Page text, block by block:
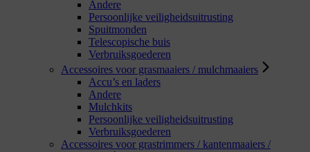
Andere
Persoonlijke veiligheidsuitrusting
Spuitmonden
Telescopische buis
Verbruiksgoederen
Accessoires voor grasmaaiers / mulchmaaiers
Accu’s en laders
Andere
Mulchkits
Persoonlijke veiligheidsuitrusting
Verbruiksgoederen
Accessoires voor grastrimmers / kantenmaaiers /